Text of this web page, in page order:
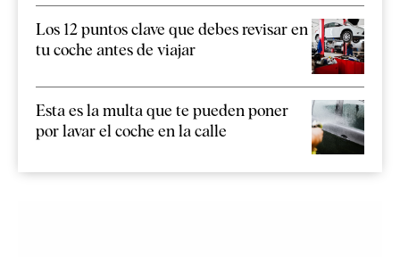
Los 12 puntos clave que debes revisar en
tu coche antes de viajar
Esta es la multa que te pueden poner
por lavar el coche en la calle